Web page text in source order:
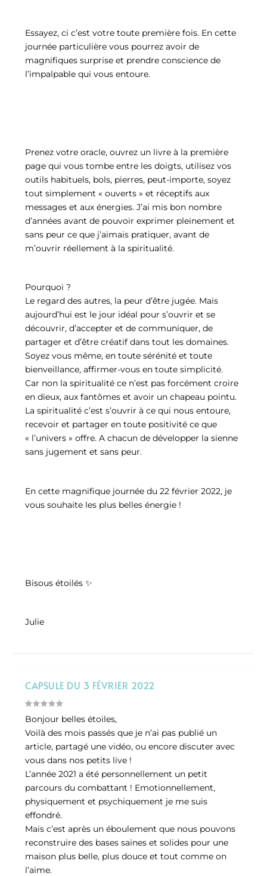
Essayez, ci c’est votre toute première fois. En cette
journée particulière vous pourrez avoir de
magnifiques surprise et prendre conscience de
l’impalpable qui vous entoure.
Prenez votre oracle, ouvrez un livre à la première
page qui vous tombe entre les doigts, utilisez vos
outils habituels, bols, pierres, peut-importe, soyez
tout simplement « ouverts » et réceptifs aux
messages et aux énergies. J’ai mis bon nombre
d’années avant de pouvoir exprimer pleinement et
sans peur ce que j’aimais pratiquer, avant de
m’ouvrir réellement à la spiritualité.
Pourquoi ?
Le regard des autres, la peur d’être jugée. Mais
aujourd’hui est le jour idéal pour s’ouvrir et se
découvrir, d’accepter et de communiquer, de
partager et d’être créatif dans tout les domaines.
Soyez vous même, en toute sérénité et toute
bienveillance, affirmer-vous en toute simplicité.
Car non la spiritualité ce n’est pas forcément croire
en dieux, aux fantômes et avoir un chapeau pointu.
La spiritualité c’est s’ouvrir à ce qui nous entoure,
recevoir et partager en toute positivité ce que
« l’univers » offre. A chacun de développer la sienne
sans jugement et sans peur.
En cette magnifique journée du 22 février 2022, je
vous souhaite les plus belles énergie !
Bisous étoilés ✨
Julie
CAPSULE DU 3 FÉVRIER 2022
Bonjour belles étoiles,
Voilà des mois passés que je n’ai pas publié un
article, partagé une vidéo, ou encore discuter avec
vous dans nos petits live !
L’année 2021 a été personnellement un petit
parcours du combattant ! Emotionnellement,
physiquement et psychiquement je me suis
effondré.
Mais c’est après un éboulement que nous pouvons
reconstruire des bases saines et solides pour une
maison plus belle, plus douce et tout comme on
l’aime.